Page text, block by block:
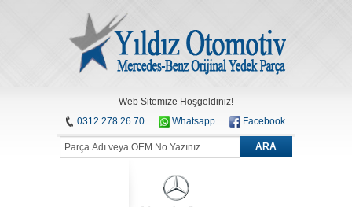
Web Sitemize Hoşgeldiniz!
0312 278 26 70
Whatsapp Facebook
ARA